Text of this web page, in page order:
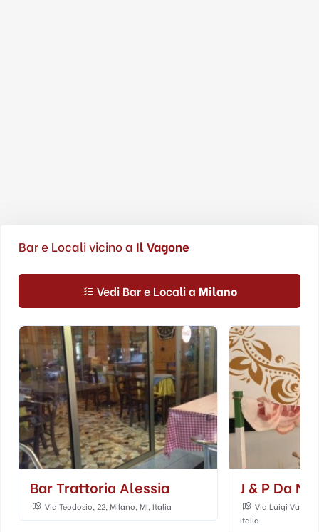
Bar e Locali vicino a Il Vagone
Vedi Bar e Locali a Milano
Bar Trattoria Alessia
Via Teodosio, 22, Milano, MI, Italia
J & P Da
Via Luigi
Italia